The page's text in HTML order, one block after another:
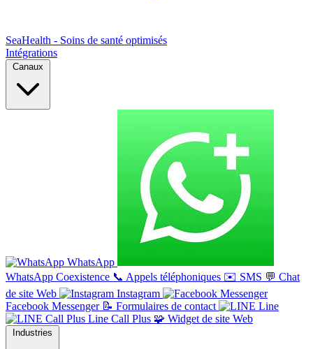
SeaHealth - Soins de santé optimisés
Intégrations
Canaux
WhatsApp
WhatsApp Coexistence 📞 Appels téléphoniques ✉️ SMS 💬 Chat
de site Web
Instagram
Facebook Messenger 📝 Formulaires de contact
Line
Line Call Plus 🧩 Widget de site Web
Industries